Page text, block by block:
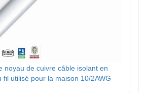
noyau de cuivre câble isolant en
fil utilisé pour la maison 10/2AWG